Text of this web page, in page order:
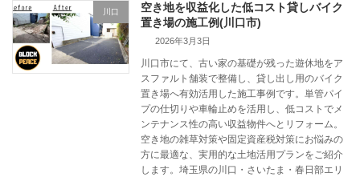
川口
空き地を収益化した低コスト貸しバイク
置き場の施工例(川口市)
2026年3月3日
川口市にて、古い家の基礎が残った遊休地をア
スファルト舗装で整備し、貸し出し用のバイク
置き場へ有効活用した施工事例です。単管パイ
プの仕切りや車輪止めを活用し、低コストでメ
ンテナンス性の高い収益物件へとリフォーム。
空き地の雑草対策や固定資産税対策にお悩みの
方に最適な、実用的な土地活用プランをご紹介
します。埼玉県の川口・さいたま・春日部エリ